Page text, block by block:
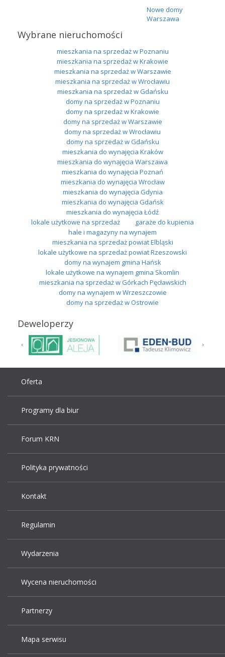
Nowe domy
Warszawa
Wybrane nieruchomości
mieszkania na sprzedaż w Poznaniu
mieszkania na sprzedaż w Krakowie
mieszkania na sprzedaż w Warszawie
mieszkania na sprzedaż w Wrocławiu
mieszkania na sprzedaż w Gdańsku
domy na sprzedaż w Poznaniu
domy na sprzedaż w Krakowie
domy na sprzedaż w Warszawie
domy na sprzedaż w Wrocławiu
domy na sprzedaż w Gdańsku
mieszkania do wynajęcia Kraków
mieszkania do wynajęcia Warszawa
mieszkania do wynajęcia Poznań
mieszkania do wynajęcia Wrocław
mieszkania do wynajęcia Gdynia
mieszkania do wynajęcia Gdańsk
mieszkania do wynajęcia Łódź
lokale użytkowe na sprzedaż
garaże do kupienia
hale i magazyny na wynajem
mieszkania na sprzedaż powiat Elbląski
lokale użytkowe na sprzedaż powiat Rzeszowski
domy na wynajem gmina Hańsk
lokale użytkowe na wynajem gmina Skomlin
mieszkania na sprzedaż w Górkach Pęcławskich
domy na wynajem w Wrzeszczowie
domy na sprzedaż w Ostrowie
Deweloperzy
Oferta
Programy dla biur
Forum KRN
Polityka prywatności
Kontakt
Regulamin
Wydarzenia
Wycena nieruchomości
Partnerzy
Mapa serwisu